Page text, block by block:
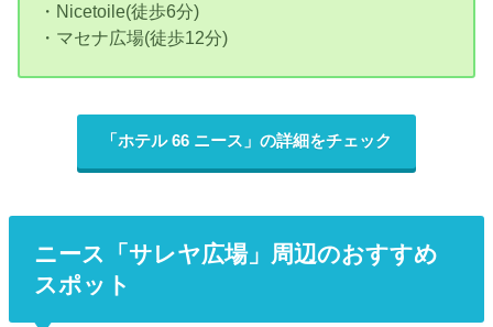
・Nicetoile(徒歩6分)
・マセナ広場(徒歩12分)
「ホテル 66 ニース」の詳細をチェック
ニース「サレヤ広場」周辺のおすすめ
スポット